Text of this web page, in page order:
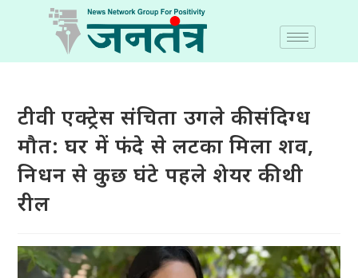
टीवी एक्ट्रेस संचिता उगले की संदिग्ध
मौत: घर में फंदे से लटका मिला शव,
निधन से कुछ घंटे पहले शेयर की थी
रील